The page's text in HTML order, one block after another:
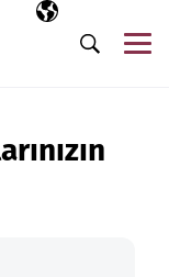
Seçili dil
TR
Arama